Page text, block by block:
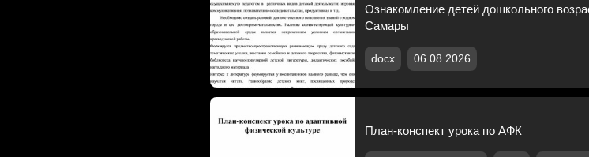
Ознакомление детей дошкольного
Самары
docx 06.08.2026
План-конспект урока по АФК